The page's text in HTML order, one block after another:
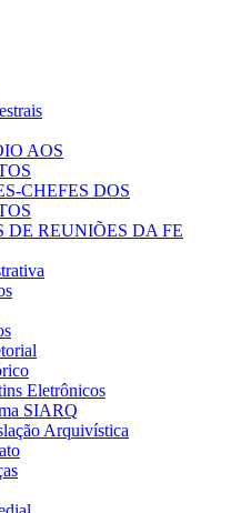
AOS
CHEFES DOS
REUNIÕES DA FE
Eletrônicos
SIARQ
Arquivística